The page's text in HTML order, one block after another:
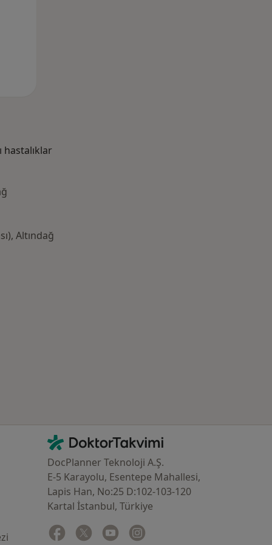
hastalıklar
Altındağ
İletişim
DoktorTakvimi - Ana Sayfa
DocPlanner Teknoloji A.Ş.
E-5 Karayolu, Esentepe Mahallesi,
Lapis Han, No:25 D:102-103-120
Kartal İstanbul, Türkiye
Facebook
yeni bir sekmede açılır
Twitter
yeni bir sekmede açılır
Youtube
yeni bir sekmede açılır